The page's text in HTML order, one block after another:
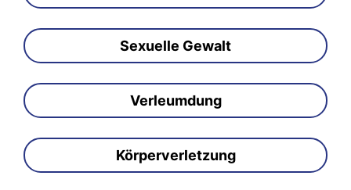
Sexuelle Gewalt
Verleumdung
Körperverletzung